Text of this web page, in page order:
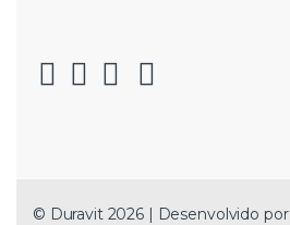
© Duravit 2026 | Desenvolvido por